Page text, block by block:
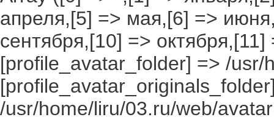
апреля,[5] => мая,[6] =>
сентября,[10] =>
[profile_avatar_folder] => /
/usr/home/liru/03.ru/web/